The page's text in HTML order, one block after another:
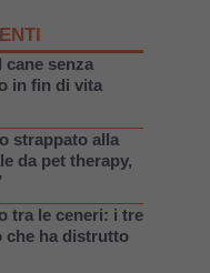
cane senza
in fin di vita
strappato alla
da pet therapy,
tra le ceneri: i tre
che ha distrutto